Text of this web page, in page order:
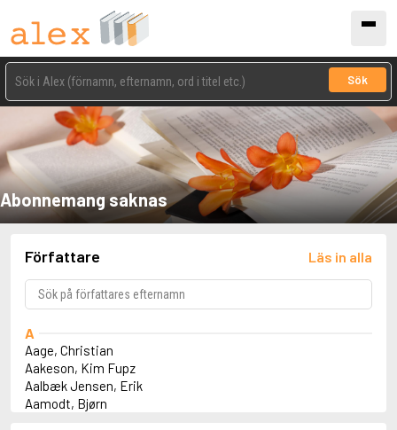
Sök
Abonnemang saknas
Författare Läs in alla
A
Aage, Christian
Aakeson, Kim Fupz
Aalbæk Jensen, Erik
Aamodt, Bjørn